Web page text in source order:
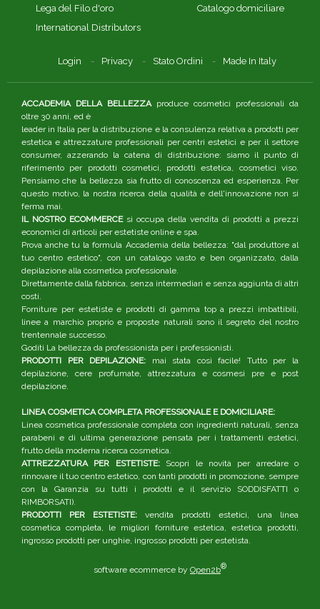
Lega del Filo d'oro
International Distributors
Catalogo domiciliare
Login Privacy Stato Ordini Made In Italy
ACCADEMIA DELLA BELLEZZAproduce cosmetici professionali da
oltre 30 anni, ed è
leader in Italia per la distribuzione e la consulenza relativa a prodotti per
estetica e attrezzature professionali per centri estetici e per il settore
consumer, azzerando la catena di distribuzione: siamo il punto di
riferimento per prodotti cosmetici, prodotti estetica, cosmetici viso.
Pensiamo che la bellezza sia frutto di conoscenza ed esperienza. Per
questo motivo, la nostra ricerca della qualità e dell'innovazione non si
ferma mai.
IL NOSTRO ECOMMERCEsi occupa della vendita di prodotti a prezzi
economici di articoli per estetiste online e spa.
Prova anche tu la formula Accademia della bellezza: "dal produttore al
tuo centro estetico", con un catalogo vasto e ben organizzato, dalla
depilazione alla cosmetica professionale.
Direttamente dalla fabbrica, senza intermediari e senza aggiunta di altri
costi.
Forniture per estetiste e prodotti di gamma top a prezzi imbattibili,
linee a marchio proprio e proposte naturali sono il segreto del nostro
trentennale successo.
Goditi La bellezza da professionista per i professionisti.
PRODOTTI PER DEPILAZIONE: mai stata così facile! Tutto per la
depilazione, cere profumate, attrezzatura e cosmesi pre e post
depilazione.
LINEA COSMETICA COMPLETA PROFESSIONALE E DOMICILIARE:
Linea cosmetica professionale completa con ingredienti naturali, senza
parabeni e di ultima generazione pensata per i trattamenti estetici,
frutto della moderna ricerca cosmetica.
ATTREZZATURA PER ESTETISTE:Scopri le novità per arredare o
rinnovare il tuo centro estetico, con tanti prodotti in promozione, sempre
con la Garanzia su tutti i prodotti e il servizio SODDISFATTI o
RIMBORSATI).
PRODOTTI PER ESTETISTE: vendita prodotti estetici, una linea
cosmetica completa, le migliori forniture estetica, estetica prodotti,
ingrosso prodotti per unghie, ingrosso prodotti per estetista.
software ecommerce by Open2b®